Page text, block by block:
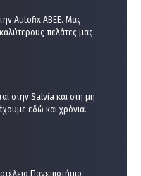
Autofix ΑΒΕΕ. Μας
πελάτες μας.
στην Salvia και στη μη
εδώ και χρόνια.